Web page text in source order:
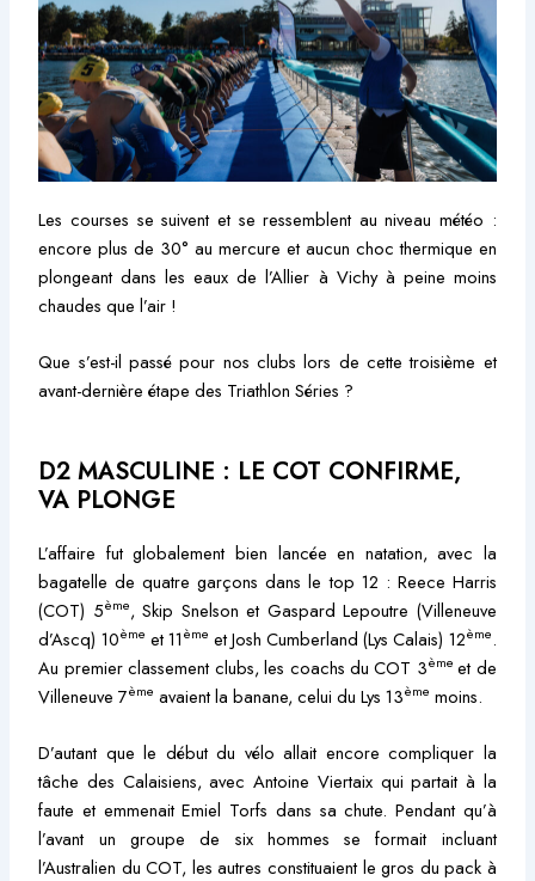
Les courses se suivent et se ressemblent au niveau météo :
encore plus de 30° au mercure et aucun choc thermique en
plongeant dans les eaux de l’Allier à Vichy à peine moins
chaudes que l’air !
Que s’est-il passé pour nos clubs lors de cette troisième et
avant-dernière étape des Triathlon Séries ?
D2 MASCULINE : LE COT CONFIRME,
VA PLONGE
L’affaire fut globalement bien lancée en natation, avec la
bagatelle de quatre garçons dans le top 12 : Reece Harris
(COT) 5ème, Skip Snelson et Gaspard Lepoutre (Villeneuve
d’Ascq) 10ème et 11ème et Josh Cumberland (Lys Calais) 12ème.
Au premier classement clubs, les coachs du COT 3ème et de
Villeneuve 7ème avaient la banane, celui du Lys 13ème moins.
D’autant que le début du vélo allait encore compliquer la
tâche des Calaisiens, avec Antoine Viertaix qui partait à la
faute et emmenait Emiel Torfs dans sa chute. Pendant qu’à
l’avant un groupe de six hommes se formait incluant
l’Australien du COT, les autres constituaient le gros du pack à